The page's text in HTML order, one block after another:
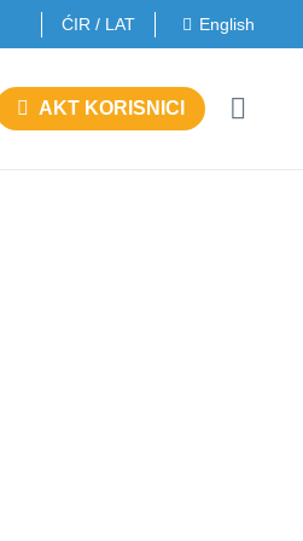
ĆIR / LAT English
AKT KORISNICI